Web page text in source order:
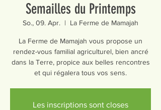
Semailles du Printemps
So., 09. Apr.
  |
La Ferme de Mamajah
La Ferme de Mamajah vous propose un
rendez-vous familial agriculturel, bien ancré
dans la Terre, propice aux belles rencontres
et qui régalera tous vos sens.
Les inscriptions sont closes